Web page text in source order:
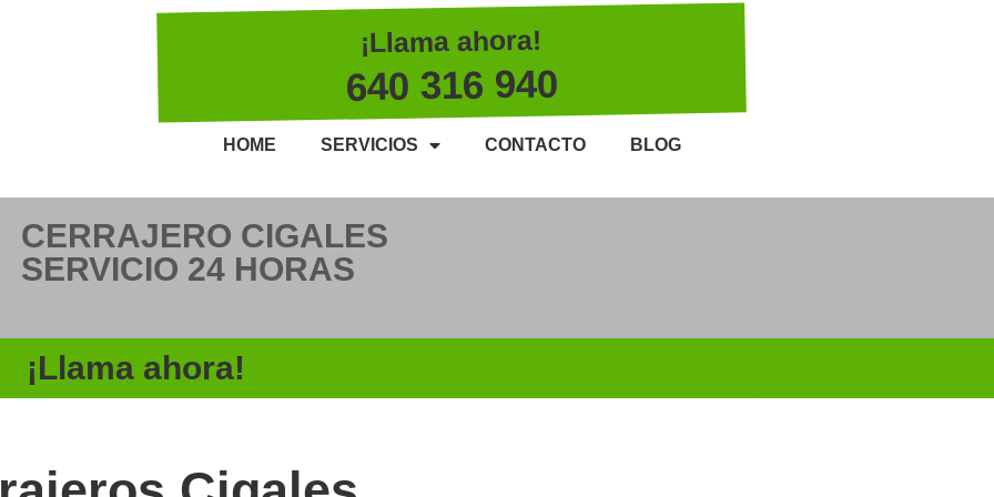
¡Llama ahora!
640 316 940
HOME SERVICIOS CONTACTO BLOG
CERRAJERO CIGALES
SERVICIO 24 HORAS
¡Llama ahora!